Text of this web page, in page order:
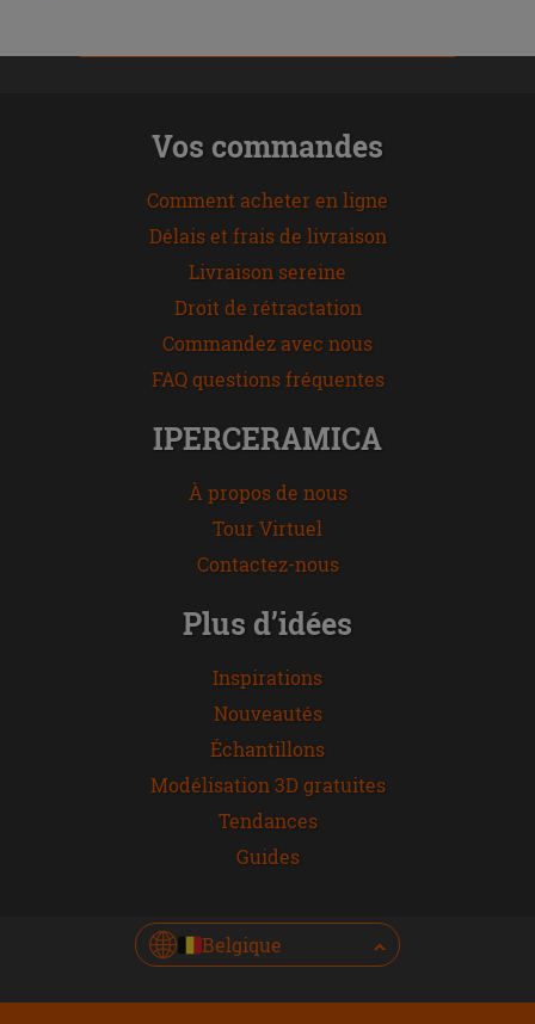
Vos commandes
Comment acheter en ligne
Délais et frais de livraison
Livraison sereine
Droit de rétractation
Commandez avec nous
FAQ questions fréquentes
IPERCERAMICA
À propos de nous
Tour Virtuel
Contactez-nous
Plus d’idées
Inspirations
Nouveautés
Échantillons
Modélisation 3D gratuites
Tendances
Guides
Belgique